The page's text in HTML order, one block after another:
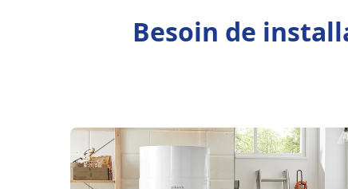
Besoin de